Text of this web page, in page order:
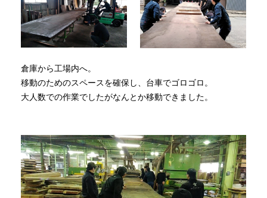
倉庫から工場内へ。
移動のためのスペースを確保し、台車でゴロゴロ。
大人数での作業でしたがなんとか移動できました。